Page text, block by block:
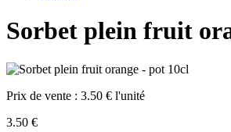
Sorbet plein fruit
Prix de vente : 3.50 € l'unité
3.50 €